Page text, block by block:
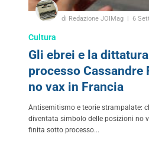
di Redazione JOIMag 6
Cultura
Gli ebrei e la
processo Cassandre
no vax in Francia
Antisemitismo e teorie strampalate:
diventata simbolo delle posizioni no
finita sotto processo...